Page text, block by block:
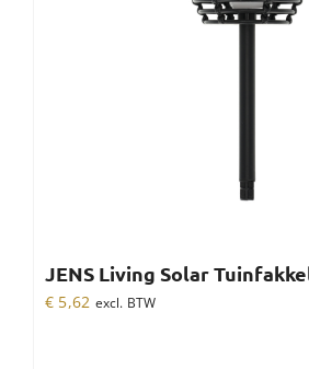
JENS Living Solar
€ 5,62 excl. BTW